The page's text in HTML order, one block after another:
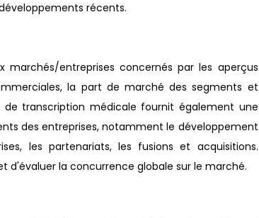
récents.
entreprises concernés par les aperçus
la part de marché des segments et
de transcription médicale fournit également une
des entreprises, notamment le développement
les partenariats, les fusions et acquisitions.
d'évaluer la concurrence globale sur le marché.